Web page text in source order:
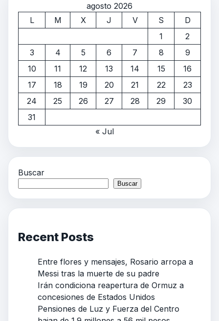
agosto 2026
L
M X J V S
D
1
2
3
4 5 6 7 8
9
10
11 12 13 14 15
16
17
18 19 20 21 22
23
24
25 26 27 28 29
30
31
« Jul
Buscar
Buscar
Recent Posts
Entre flores y mensajes, Rosario arropa a
Messi tras la muerte de su padre
Irán condiciona reapertura de Ormuz a
concesiones de Estados Unidos
Pensiones de Luz y Fuerza del Centro